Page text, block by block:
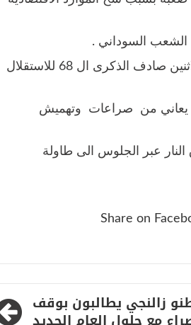
الشعب السوداني .
ومن جهته قال المعلم ابراهيم نصرالدين عبدالشافع ، ان يوم الاثنين صادف الذكرى ال 68 للاستقلال
ظل يعاني من صراعات وتهميش
عبر الجلوس الى طاولة
Share on
زالنجي يطالبون بوقف